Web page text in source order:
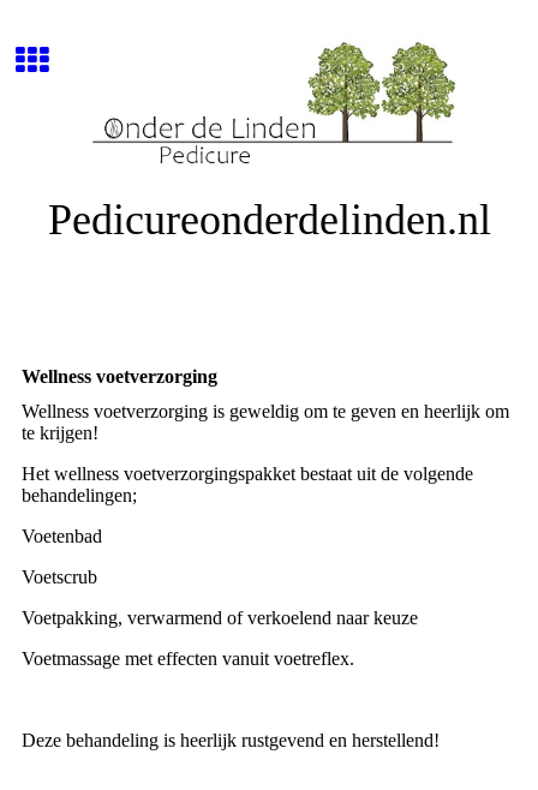
Pedicureonderdelinden.nl
Wellness voetverzorging
Wellness voetverzorging is geweldig om te geven en heerlijk om
te krijgen!
Het wellness voetverzorgingspakket bestaat uit de volgende
behandelingen;
Voetenbad
Voetscrub
Voetpakking, verwarmend of verkoelend naar keuze
Voetmassage met effecten vanuit voetreflex.
Deze behandeling is heerlijk rustgevend en herstellend!